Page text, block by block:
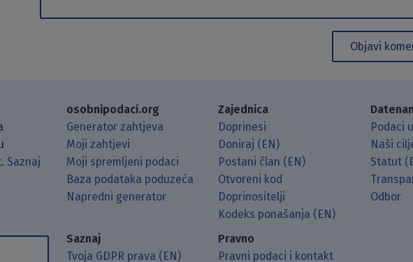
Objavi
Saznaj
koristeći RSS čitač.
putem Matrixa.
Mastodonu.
osobnipodaci.org
Generator zahtjeva
Moji zahtjevi
Moji spremljeni podaci
Baza podataka poduzeća
Napredni generator
Zajednica
Doprinesi
Doniraj (EN)
Postani član (EN)
Otvoreni kod
Doprinositelji
Kodeks ponašanja (EN)
Podaci
Naši
Statut
Odbor
Saznaj
Tvoja GDPR prava (EN)
Pravno
Pravni podaci i kontakt